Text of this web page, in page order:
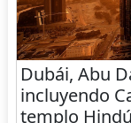
Dubái, Abu
incluyendo
templo